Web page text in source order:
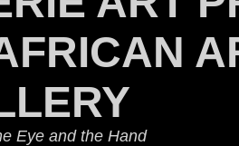
Eye and the Hand